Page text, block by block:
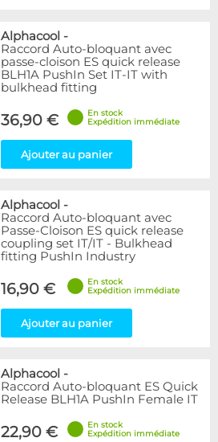
Alphacool -
Raccord Auto-bloquant avec
passe-cloison ES quick release
BLH1A PushIn Set IT-IT with
bulkhead fitting
36,90 €
En stock
Expédition immédiate
Ajouter au panier
Alphacool -
Raccord Auto-bloquant avec
Passe-Cloison ES quick release
coupling set IT/IT - Bulkhead
fitting PushIn Industry
16,90 €
En stock
Expédition immédiate
Ajouter au panier
Alphacool -
Raccord Auto-bloquant ES Quick
Release BLH1A PushIn Female IT
22,90 €
En stock
Expédition immédiate